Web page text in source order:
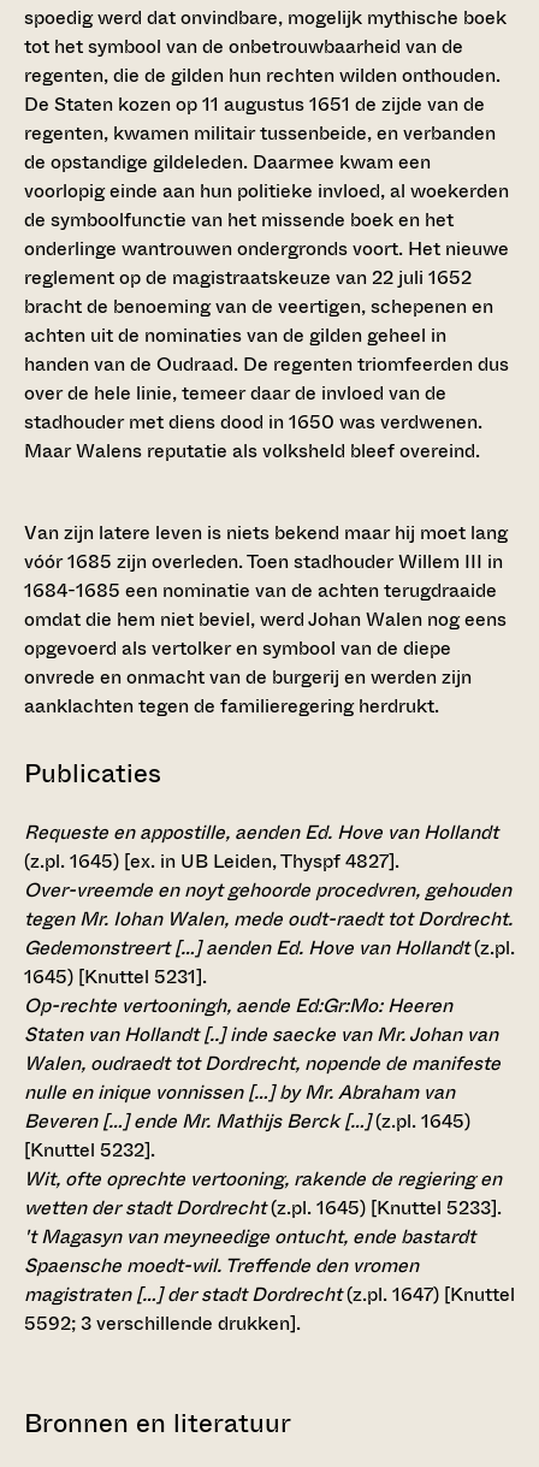
spoedig werd dat onvindbare, mogelijk mythische boek
tot het symbool van de onbetrouwbaarheid van de
regenten, die de gilden hun rechten wilden onthouden.
De Staten kozen op 11 augustus 1651 de zijde van de
regenten, kwamen militair tussenbeide, en verbanden
de opstandige gildeleden. Daarmee kwam een
voorlopig einde aan hun politieke invloed, al woekerden
de symboolfunctie van het missende boek en het
onderlinge wantrouwen ondergronds voort. Het nieuwe
reglement op de magistraatskeuze van 22 juli 1652
bracht de benoeming van de veertigen, schepenen en
achten uit de nominaties van de gilden geheel in
handen van de Oudraad. De regenten triomfeerden dus
over de hele linie, temeer daar de invloed van de
stadhouder met diens dood in 1650 was verdwenen.
Maar Walens reputatie als volksheld bleef overeind.
Van zijn latere leven is niets bekend maar hij moet lang
vóór 1685 zijn overleden. Toen stadhouder Willem III in
1684-1685 een nominatie van de achten terugdraaide
omdat die hem niet beviel, werd Johan Walen nog eens
opgevoerd als vertolker en symbool van de diepe
onvrede en onmacht van de burgerij en werden zijn
aanklachten tegen de familieregering herdrukt.
Publicaties
Requeste en appostille, aenden Ed. Hove van Hollandt
(z.pl. 1645) [ex. in UB Leiden, Thyspf 4827].
Over-vreemde en noyt gehoorde procedvren, gehouden
tegen Mr. Iohan Walen, mede oudt-raedt tot Dordrecht.
Gedemonstreert […] aenden Ed. Hove van Hollandt(z.pl.
1645) [Knuttel 5231].
Op-rechte vertooningh, aende Ed:Gr:Mo: Heeren
Staten van Hollandt [..] inde saecke van Mr. Johan van
Walen, oudraedt tot Dordrecht, nopende de manifeste
nulle en inique vonnissen […] by Mr. Abraham van
Beveren […] ende Mr. Mathijs Berck […](z.pl. 1645)
[Knuttel 5232].
Wit, ofte oprechte vertooning, rakende de regiering en
wetten der stadt Dordrecht(z.pl. 1645) [Knuttel 5233].
't Magasyn van meyneedige ontucht, ende bastardt
Spaensche moedt-wil. Treffende den vromen
magistraten […] der stadt Dordrecht(z.pl. 1647) [Knuttel
5592; 3 verschillende drukken].
Bronnen en literatuur